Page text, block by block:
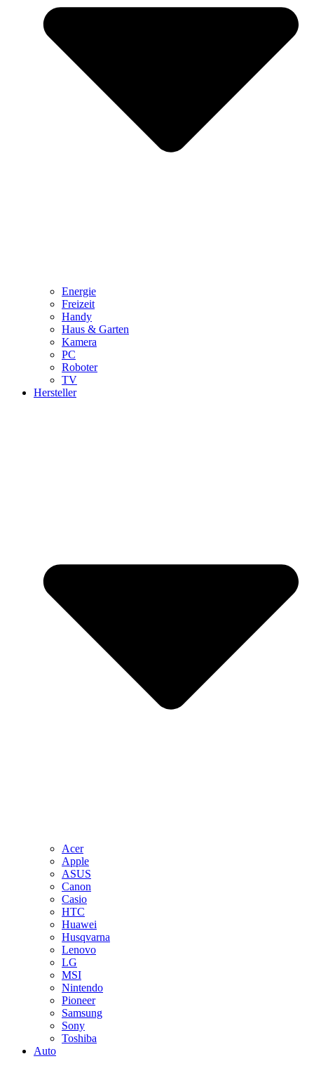
Energie
Freizeit
Handy
Haus & Garten
Kamera
PC
Roboter
TV
Hersteller
Acer
Apple
ASUS
Canon
Casio
HTC
Huawei
Husqvarna
Lenovo
LG
MSI
Nintendo
Pioneer
Samsung
Sony
Toshiba
Auto